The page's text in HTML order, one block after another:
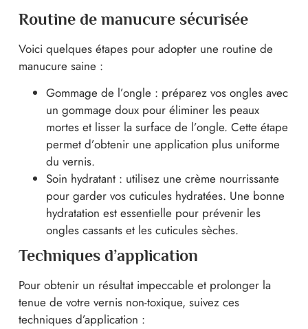
Routine de manucure sécurisée
Voici quelques étapes pour adopter une routine de
manucure saine :
Gommage de l’ongle : préparez vos ongles avec
un gommage doux pour éliminer les peaux
mortes et lisser la surface de l’ongle. Cette étape
permet d’obtenir une application plus uniforme
du vernis.
Soin hydratant : utilisez une crème nourrissante
pour garder vos cuticules hydratées. Une bonne
hydratation est essentielle pour prévenir les
ongles cassants et les cuticules sèches.
Techniques d’application
Pour obtenir un résultat impeccable et prolonger la
tenue de votre vernis non-toxique, suivez ces
techniques d’application :